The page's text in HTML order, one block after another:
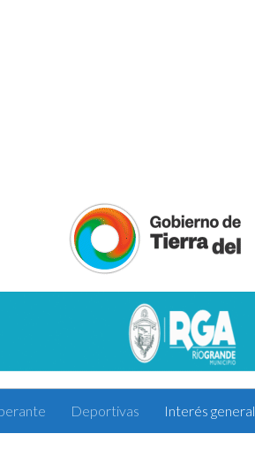
Deportivas Interés general